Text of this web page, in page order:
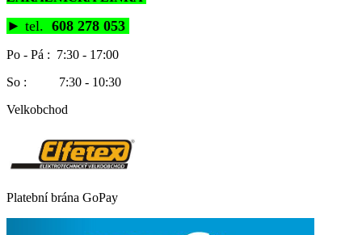
► tel. 608 278 053
Po - Pá : 7:30 - 17:00
So : 7:30 - 10:30
Velkobchod
Platební brána GoPay